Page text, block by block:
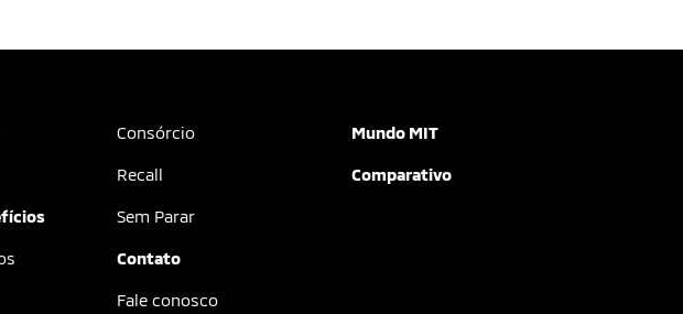
Consórcio
Recall
Sem Parar
Contato
Fale conosco
Mundo MIT
Comparativo